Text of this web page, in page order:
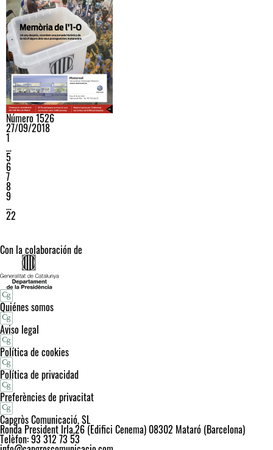
Número 1526
27/09/2018
1
…
5
6
7
8
9
…
22
Con la colaboración de
Quiénes somos
Aviso legal
Política de cookies
Política de privacidad
Preferències de privacitat
Capgròs Comunicació, SL
Ronda President Irla,26 (Edifici Cenema) 08302 Mataró (Barcelona)
Telèfon: 93 312 73 53